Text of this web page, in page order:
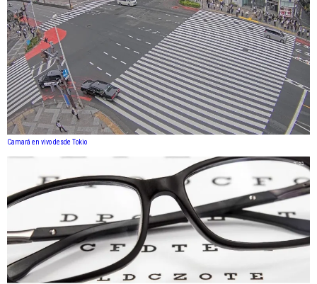
Camará en vivo desde Tokio